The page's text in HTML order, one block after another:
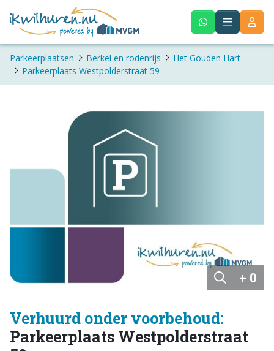
Parkeerplaatsen Berkel en rodenrijs
Het Gouden Hart
Parkeerplaats Westpolderstraat 59
+ 0
Verhuurd onder voorbehoud:
Parkeerplaats Westpolderstraat